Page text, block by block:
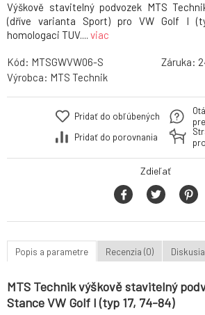
Výškově stavitelný podvozek MTS
(dříve varianta Sport) pro VW Golf I
homologaci TUV.... viac
Kód: MTSGWVW06-S Záruka:
Výrobca: MTS Technik
Pridať do obľúbených
Pridať do porovnania
Zdieľať
Popis a parametre Recenzia (0)
MTS Technik výškově stavitelný
Stance VW Golf I (typ 17, 74-84)